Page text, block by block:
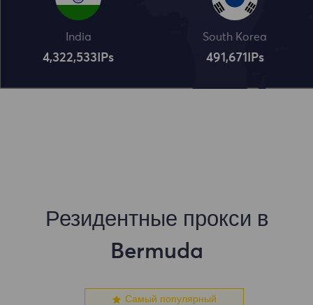
India
4,322,534 IPs
South Korea
491,672 IPs
Резидентные прокси в
Bermuda
Самый популярный